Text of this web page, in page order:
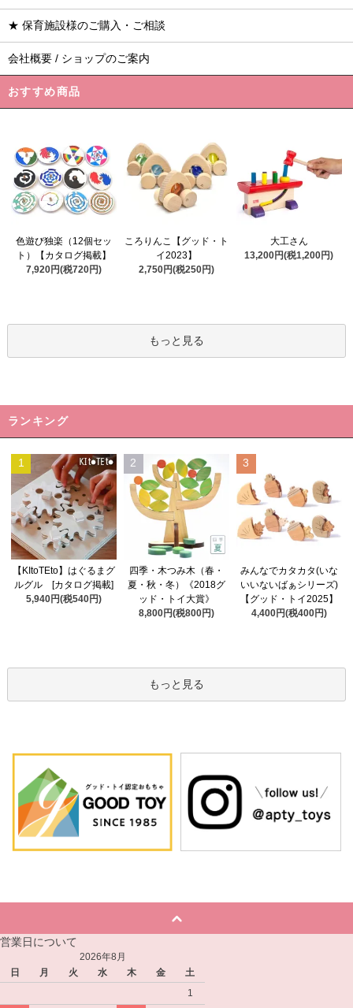
★ 保育施設様のご購入・ご相談
会社概要 / ショップのご案内
おすすめ商品
色遊び独楽（12個セッ
ト）【カタログ掲載】
7,920円(税720円)
ころりんこ【グッド・ト
イ2023】
2,750円(税250円)
大工さん
13,200円(税1,200円)
もっと見る
ランキング
1
【KItoTEto】はぐるまグ
ルグル [カタログ掲載]
5,940円(税540円)
2
四季・木つみ木（春・
夏・秋・冬）《2018グ
ッド・トイ大賞》
8,800円(税800円)
3
みんなでカタカタ(いな
いいないばぁシリーズ)
【グッド・トイ2025】
4,400円(税400円)
もっと見る
営業日について
2026年8月
日
月 火 水 木 金
土
1